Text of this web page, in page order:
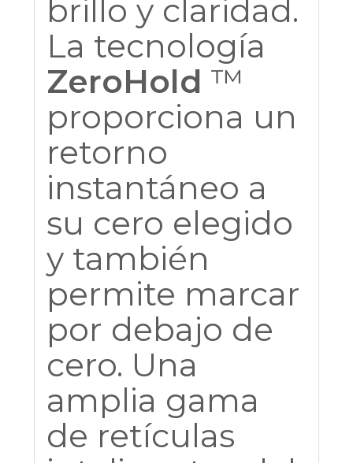
brillo y claridad.
La tecnología
ZeroHold ™
proporciona un
retorno
instantáneo a
su cero elegido
y también
permite marcar
por debajo de
cero. Una
amplia gama
de retículas